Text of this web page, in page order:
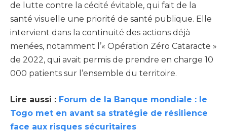
de lutte contre la cécité évitable, qui fait de la
santé visuelle une priorité de santé publique. Elle
intervient dans la continuité des actions déjà
menées, notamment l’« Opération Zéro Cataracte »
de 2022, qui avait permis de prendre en charge 10
000 patients sur l’ensemble du territoire.
Lire aussi : Forum de la Banque mondiale : le
Togo met en avant sa stratégie de résilience
face aux risques sécuritaires